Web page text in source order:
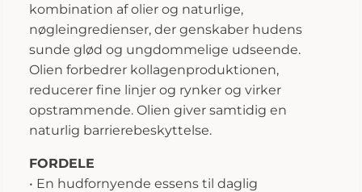
kombination af olier og naturlige,
nøgleingredienser, der genskaber hudens
sunde glød og ungdommelige udseende.
Olien forbedrer kollagenproduktionen,
reducerer fine linjer og rynker og virker
opstrammende. Olien giver samtidig en
naturlig barrierebeskyttelse.
FORDELE
• En hudfornyende essens til daglig